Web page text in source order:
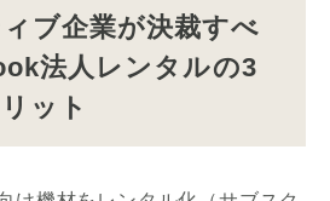
ブ企業が決裁すべ
法人レンタルの3
ット